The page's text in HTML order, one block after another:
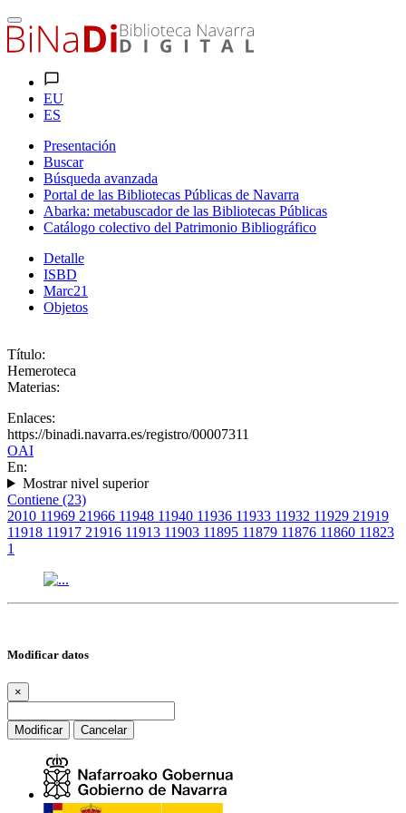
EU
ES
Presentación
Buscar
Búsqueda avanzada
Portal de las Bibliotecas Públicas de Navarra
Abarka: metabuscador de las Bibliotecas Públicas
Catálogo colectivo del Patrimonio Bibliográfico
Detalle
ISBD
Marc21
Objetos
Título:
Hemeroteca
Materias:
Enlaces:
https://binadi.navarra.es/registro/00007311
OAI
En:
Mostrar nivel superior
Contiene (23)
2010 11969 21966 11948 11940 11936 11933 11932 11929 21919
11918 11917 21916 11913 11903 11895 11879 11876 11860 11823
1
Modificar datos
×
Modificar Cancelar